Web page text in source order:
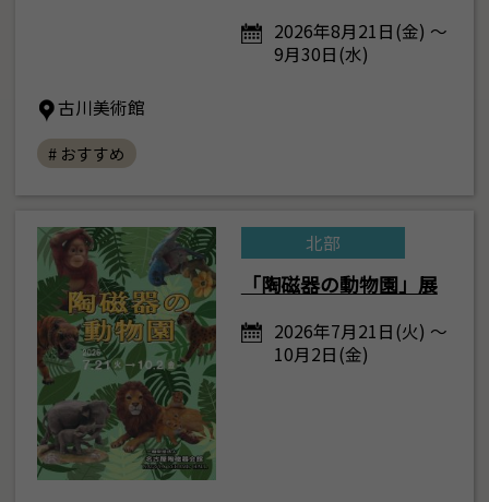
2026年8月21日(金) ～
9月30日(水)
古川美術館
# おすすめ
北部
「陶磁器の動物園」展
2026年7月21日(火) ～
10月2日(金)